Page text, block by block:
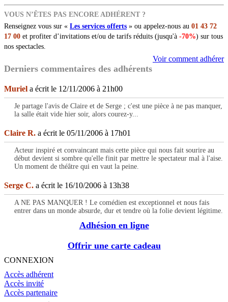
VOUS N’ÊTES PAS ENCORE ADHÉRENT ?
Renseignez vous sur « Les services offerts » ou appelez-nous au 01 43 72
17 00 et profiter d’invitations et/ou de tarifs réduits (jusqu'à -70%) sur tous
nos spectacles.
Voir comment adhérer
Derniers commentaires des adhérents
Muriel a écrit le 12/11/2006 à 21h00
Je partage l'avis de Claire et de Serge ; c'est une pièce à ne pas manquer,
la salle était vide hier soir, alors courez-y...
Claire R. a écrit le 05/11/2006 à 17h01
Acteur inspiré et convaincant mais cette pièce qui nous fait sourire au
début devient si sombre qu'elle finit par mettre le spectateur mal à l'aise.
Un moment de théâtre qui en vaut la peine.
Serge C. a écrit le 16/10/2006 à 13h38
A NE PAS MANQUER ! Le comédien est exceptionnel et nous fais
entrer dans un monde absurde, dur et tendre où la folie devient légitime.
Adhésion en ligne
Offrir une carte cadeau
CONNEXION
Accès adhérent
Accès invité
Accès partenaire